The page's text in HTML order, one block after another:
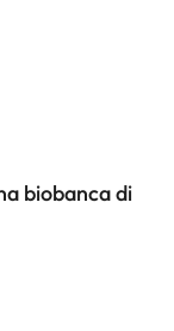
biobanca di